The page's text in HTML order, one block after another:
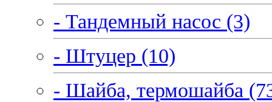
- Тандемный насос (3)
- Штуцер (10)
- Шайба, термошайба